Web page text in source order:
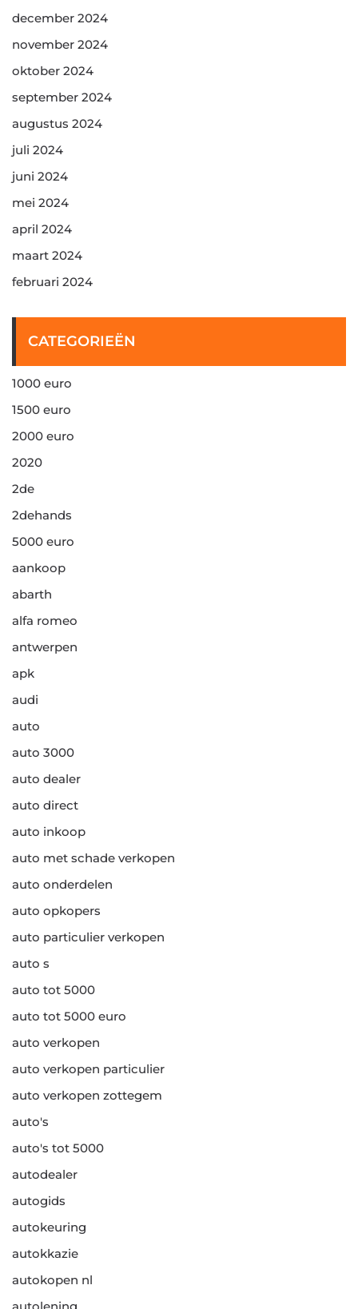
december 2024
november 2024
oktober 2024
september 2024
augustus 2024
juli 2024
juni 2024
mei 2024
april 2024
maart 2024
februari 2024
CATEGORIEËN
1000 euro
1500 euro
2000 euro
2020
2de
2dehands
5000 euro
aankoop
abarth
alfa romeo
antwerpen
apk
audi
auto
auto 3000
auto dealer
auto direct
auto inkoop
auto met schade verkopen
auto onderdelen
auto opkopers
auto particulier verkopen
auto s
auto tot 5000
auto tot 5000 euro
auto verkopen
auto verkopen particulier
auto verkopen zottegem
auto's
auto's tot 5000
autodealer
autogids
autokeuring
autokkazie
autokopen nl